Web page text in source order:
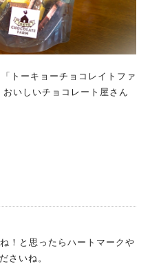
トーキョーチョコレイトファ
いしいチョコレート屋さん
！と思ったらハートマークや
さいね。